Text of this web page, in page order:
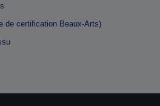
de certification Beaux-Arts)